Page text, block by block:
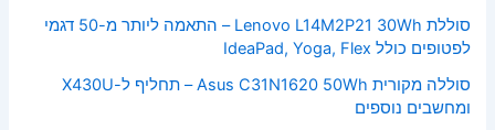
סוללת Lenovo L14M2P21 30Wh – התאמה ליותר מ-50 דגמי
לפטופים כולל IdeaPad, Yoga, Flex
סוללה מקורית Asus C31N1620 50Wh – תחליף ל-X430U
ומחשבים נוספים